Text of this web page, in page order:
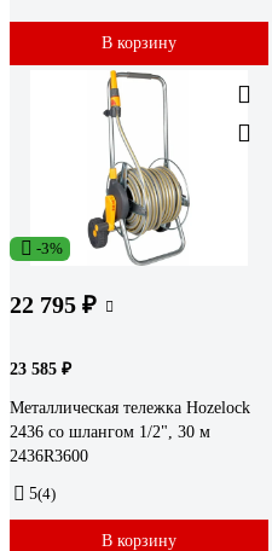
В корзину
-3%
22 795 ₽
23 585 ₽
Металлическая тележка Hozelock
2436 со шлангом 1/2", 30 м
2436R3600
5(4)
В корзину